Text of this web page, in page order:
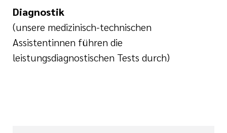
Diagnostik
(unsere medizinisch-technischen
Assistentinnen führen die
leistungsdiagnostischen Tests durch)